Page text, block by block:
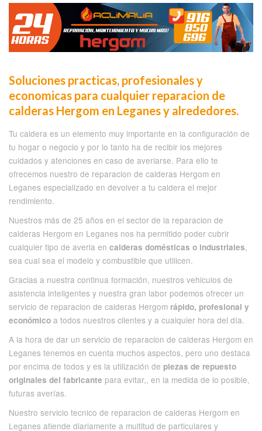
Soluciones practicas, profesionales y
economicas para cualquier reparacion de
calderas Hergom en Leganes y alrededores.
Tu caldera es un elemento muy importante en la configuración de
tu hogar o negocio y por lo tanto ha de recibir los mejores
cuidados y atenciones en caso de averiarse. Para ello te
ofrecemos nuestro de reparacion de calderas Hergom en
Leganes especializado en devolver a tu caldera el mejor
rendimiento.
Nuestros más de 25 años en el sector de la reparacion de
calderas Hergom en Leganes nos ha permitido poder cubrir
cualquier tipo de averia en calderas domésticas o industriales,
sea cual sea el modelo y combustible que utilicen.
Gracias a nuestra continua formación, nuestros vehiculos de
asistencia inteligentes y nuestra gran labor podemos ofrecer un
servicio de reparacion de calderas Hergom rápido, profesional y
económico a todos nuestros clientes y a cualquier hora del día.
A la hora de dar un servicio de reparacion de calderas Hergom en
Leganes tenemos en cuenta muchos aspectos, pero uno destaca
por encima de todos y es la utilización de piezas de repuesto
originales del fabricante para evitar,, en la medida de lo posible,
futuras averías.
Nuestro servicio tecnico de reparacion de calderas Hergom en
Leganes atiende diariamente a multitud de particulares y